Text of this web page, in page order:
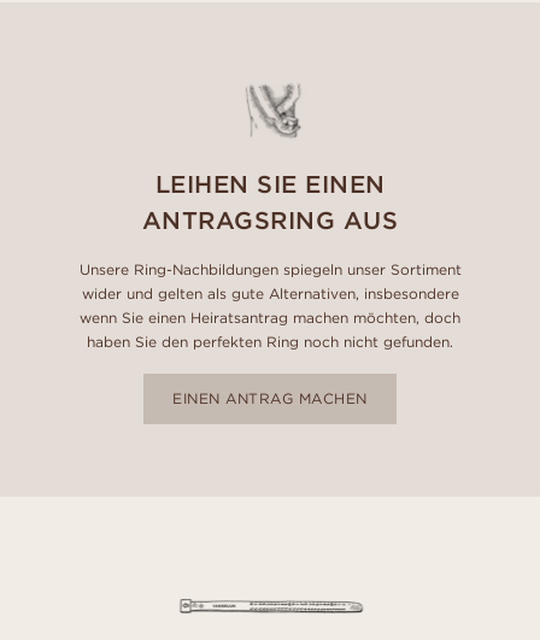
LEIHEN SIE EINEN
ANTRAGSRING AUS
Unsere Ring-Nachbildungen spiegeln unser Sortiment
wider und gelten als gute Alternativen, insbesondere
wenn Sie einen Heiratsantrag machen möchten, doch
haben Sie den perfekten Ring noch nicht gefunden.
EINEN ANTRAG MACHEN